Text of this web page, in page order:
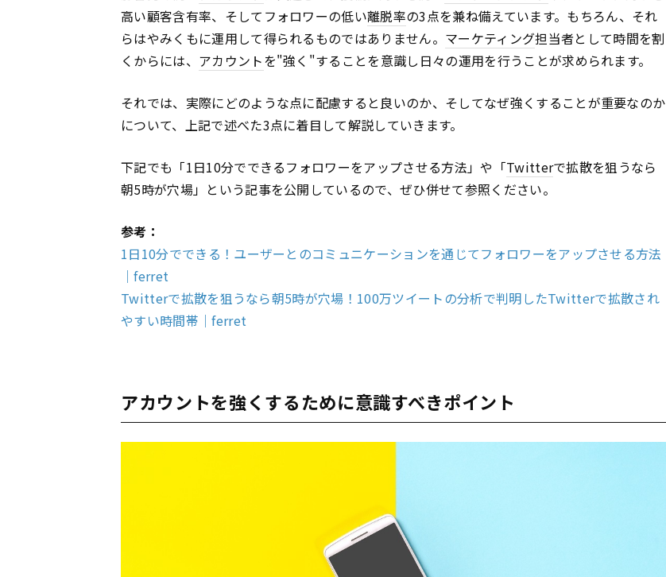
高い顧客含有率、そしてフォロワーの低い離脱率の3点を兼ね備えています。もちろん、それ
らはやみくもに運用して得られるものではありません。 マーケティング担当者として時間を割
くからには、 アカウントを"強く"することを意識し日々の運用を行うことが求められます。
それでは、実際にどのような点に配慮すると良いのか、そしてなぜ強くすることが重要なのか
について、上記で述べた3点に着目して解説していきます。
下記でも「1日10分でできるフォロワーをアップさせる方法」や「Twitterで拡散を狙うなら
朝5時が穴場」という記事を公開しているので、ぜひ併せて参照ください。
参考：
1日10分でできる！ユーザーとのコミュニケーションを通じてフォロワーをアップさせる方法
｜ferret
Twitterで拡散を狙うなら朝5時が穴場！100万ツイートの分析で判明したTwitterで拡散され
やすい時間帯｜ferret
アカウントを強くするために意識すべきポイント